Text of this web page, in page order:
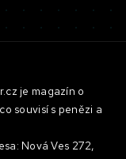
je magazín o
souvisí s penězi a
Nová Ves 272,